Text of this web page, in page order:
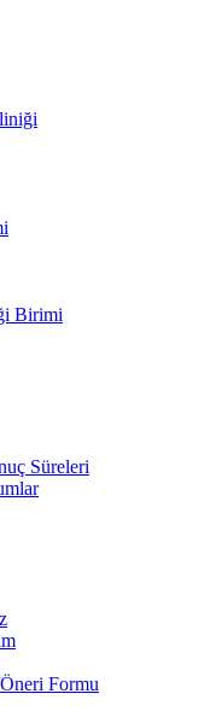
Birimi
Süreleri
Formu